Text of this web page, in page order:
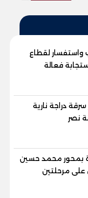
واستفسار لقطاع
فعالة
دراجة نارية
نصر
بمحور محمد حسين
على مرحلتين